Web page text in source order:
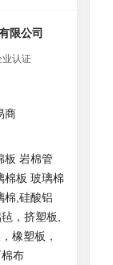
限公司
业认证
商
板 岩棉管
棉板 玻璃棉
棉,硅酸铝
，挤塑板,
橡塑板，
布